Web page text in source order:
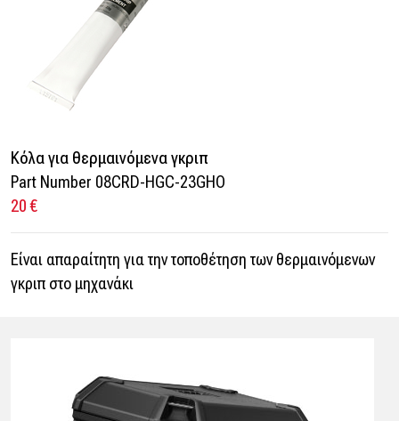
Κόλα για θερμαινόμενα γκριπ
Part Number 08CRD-HGC-23GHO
20 €
Είναι απαραίτητη για την τοποθέτηση των θερμαινόμενων
γκριπ στο μηχανάκι